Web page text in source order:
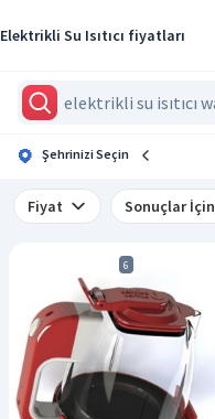
Elektrikli Su Isıtıcı fiyatları
Şehrinizi Seçin
Fiyat Sonuçlar
6